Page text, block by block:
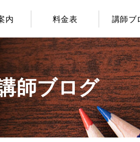
内 料金表 講師ブ
師ブログ